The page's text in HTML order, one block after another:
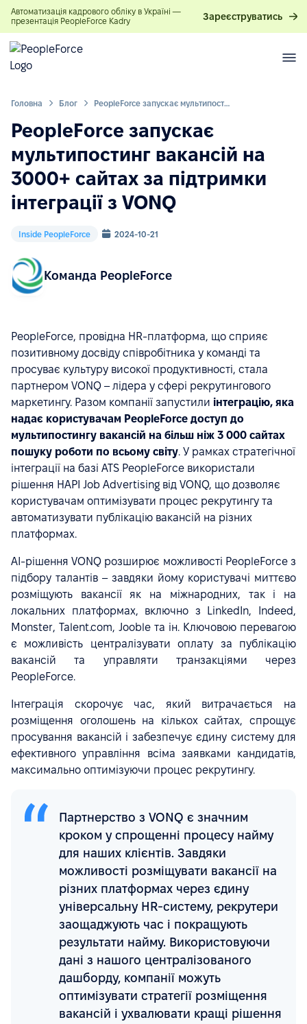
Автоматизація кадрового обліку в Україні —
презентація PeopleForce Kadry
Зареєструватись
Головна Блог PeopleForce запускає мультипостинг вакансій на 3000+ сайтах за підтримки інтеграції з VONQ
PeopleForce запускає
мультипостинг вакансій на
3000+ сайтах за підтримки
інтеграції з VONQ
Inside PeopleForce 2024-10-21
Команда PeopleForce
PeopleForce, провідна HR-платформа, що сприяє
позитивному досвіду співробітника у команді та
просуває культуру високої продуктивності, стала
партнером VONQ – лідера у сфері рекрутингового
маркетингу. Разом компанії запустили інтеграцію, яка
надає користувачам PeopleForce доступ до
мультипостингу вакансій на більш ніж 3 000 сайтах
пошуку роботи по всьому світу. У рамках стратегічної
інтеграції на базі ATS PeopleForce використали
рішення HAPI Job Advertising від VONQ, що дозволяє
користувачам оптимізувати процес рекрутингу та
автоматизувати публікацію вакансій на різних
платформах.
AI-рішення VONQ розширює можливості PeopleForce з
підбору талантів – завдяки йому користувачі миттєво
розміщують вакансії як на міжнародних, так і на
локальних платформах, включно з LinkedIn, Indeed,
Monster, Talent.com, Jooble та ін. Ключовою перевагою
є можливість централізувати оплату за публікацію
вакансій та управляти транзакціями через
PeopleForce.
Інтеграція скорочує час, який витрачається на
розміщення оголошень на кількох сайтах, спрощує
просування вакансій і забезпечує єдину систему для
ефективного управління всіма заявками кандидатів,
максимально оптимізуючи процес рекрутингу.
Партнерство з VONQ є значним
кроком у спрощенні процесу найму
для наших клієнтів. Завдяки
можливості розміщувати вакансії на
різних платформах через єдину
універсальну HR-систему, рекрутери
заощаджують час і покращують
результати найму. Використовуючи
дані з нашого централізованого
дашборду, компанії можуть
оптимізувати стратегії розміщення
вакансій і ухвалювати кращі рішення